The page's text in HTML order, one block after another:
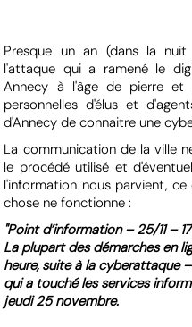
Presque un an (dans la
l'attaque qui a ramené le
Annecy à l'âge de pierre
personnelles d'élus et
d'Annecy de connaitre une
La communication de la ville
le procédé utilisé et
l'information nous parvient,
chose ne fonctionne :
"Point d’information – 25/11 –
La plupart des démarches en
heure, suite à la cyberattaque
qui a touché les services
jeudi 25 novembre.